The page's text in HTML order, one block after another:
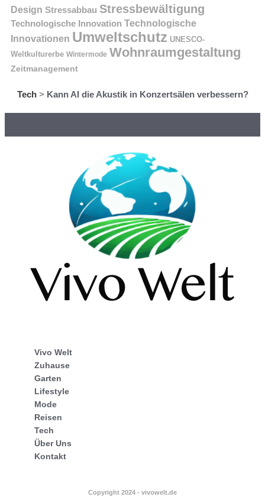
Design Stressabbau Stressbewältigung
Technologische Innovation Technologische
Innovationen Umweltschutz UNESCO-
Weltkulturerbe Wintermode Wohnraumgestaltung
Zeitmanagement
Tech> Kann AI die Akustik in Konzertsälen verbessern?
Vivo Welt
Zuhause
Garten
Lifestyle
Mode
Reisen
Tech
Über Uns
Kontakt
Copyright 2024 - vivowelt.de